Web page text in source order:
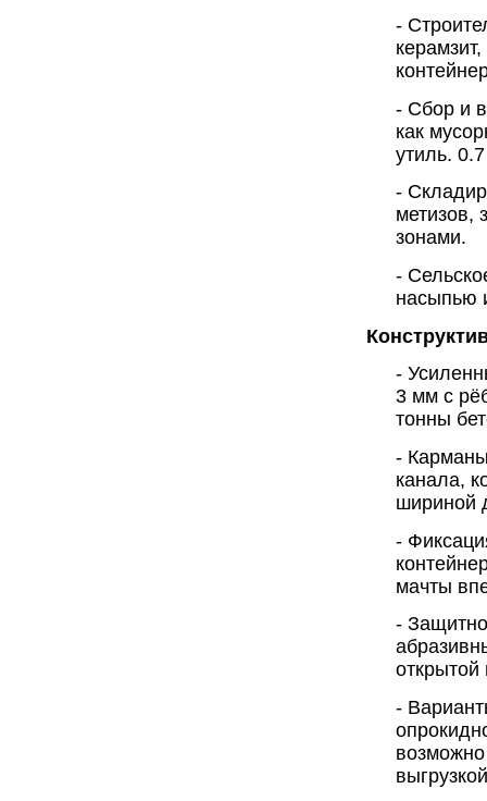
-
- Сбор и
как
утиль.
-
метизов,
зонами.
-
насыпью
-
3 мм с
тонны
-
канала,
шириной
-
мачты
-
-